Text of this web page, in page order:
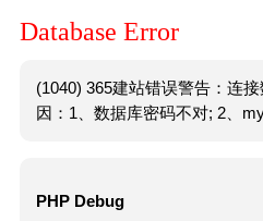
Database Error
(1040) 365建站错误警告：连
因：1、数据库密码不对; 2、
PHP Debug